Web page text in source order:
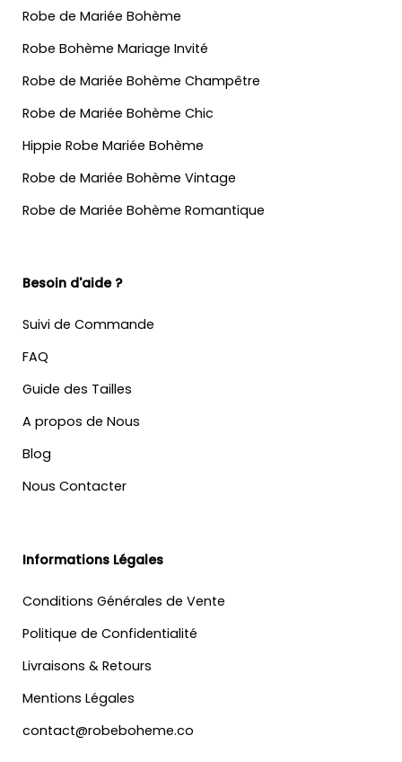
Robe de Mariée Bohème
Robe Bohème Mariage Invité
Robe de Mariée Bohème Champêtre
Robe de Mariée Bohème Chic
Hippie Robe Mariée Bohème
Robe de Mariée Bohème Vintage
Robe de Mariée Bohème Romantique
Besoin d'aide ?
Suivi de Commande
FAQ
Guide des Tailles
A propos de Nous
Blog
Nous Contacter
Informations Légales
Conditions Générales de Vente
Politique de Confidentialité
Livraisons & Retours
Mentions Légales
contact@robeboheme.co